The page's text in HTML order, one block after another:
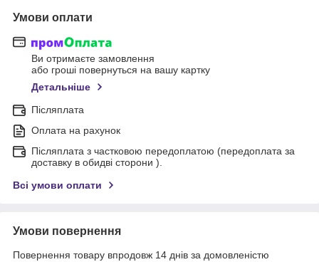
Умови оплати
Ви отримаєте замовлення
або гроші повернуться на вашу картку
Детальніше
Післяплата
Оплата на рахунок
Післяплата з частковою передоплатою (передоплата за
доставку в обидві сторони ).
Всі умови оплати
Умови повернення
Повернення товару впродовж 14 днів за домовленістю